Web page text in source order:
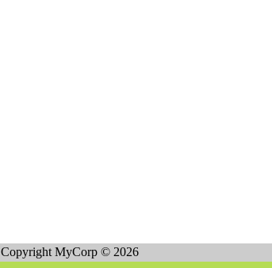
Copyright MyCorp © 2026